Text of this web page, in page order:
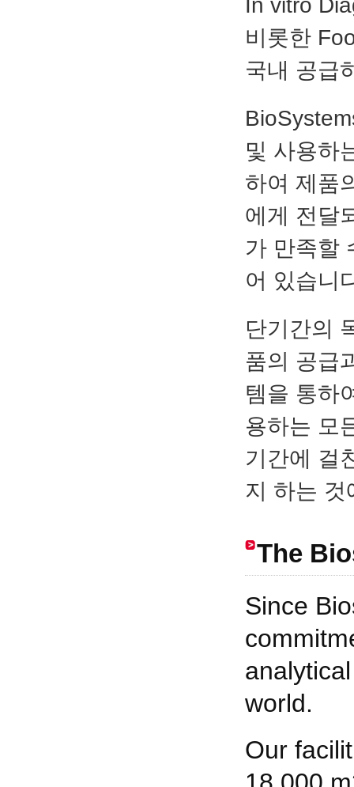
In vitro
비롯한
국내 공급
및 사용하
하여 제품
에게 전달
가 만족할
어 있습니
단기간의
품의 공급
템을 통하
용하는 모
기간에 걸
지 하는 것
The
Since
world.
Our